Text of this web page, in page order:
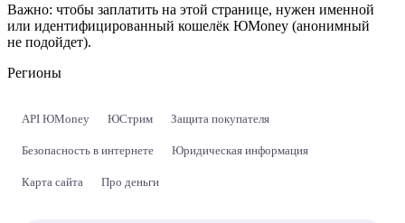
Важно: чтобы заплатить на этой странице, нужен именной
или идентифицированный кошелёк ЮMoney (анонимный
не подойдет).
Регионы
API ЮMoney ЮСтрим Защита покупателя
Безопасность в интернете Юридическая информация
Карта сайта Про деньги